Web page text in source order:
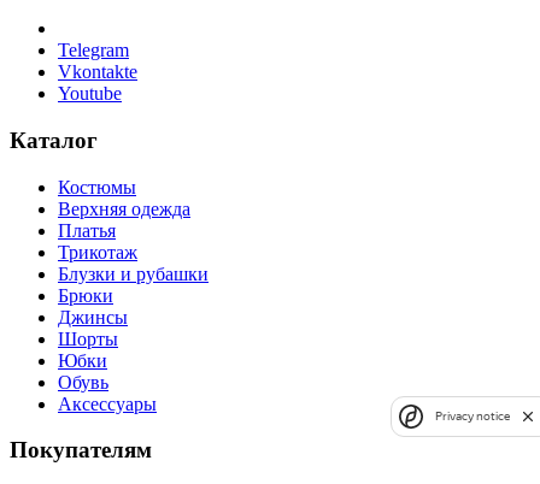
Telegram
Vkontakte
Youtube
Каталог
Костюмы
Верхняя одежда
Платья
Трикотаж
Блузки и рубашки
Брюки
Джинсы
Шорты
Юбки
Обувь
Аксессуары
Покупателям
Privacy notice